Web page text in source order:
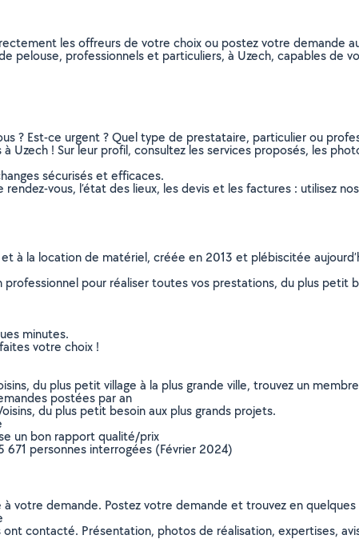
les offreurs de votre choix ou postez votre demande
pelouse, professionnels et particuliers, à Uzech, capables de
? Est-ce urgent ? Quel type de prestataire, particulier ou
! Sur leur profil, consultez les services proposés, les
sécurisés et efficaces.
vous, l’état des lieux, les devis et les factures : utilisez
à la location de matériel, créée en 2013 et plébiscitée
pour réaliser toutes vos prestations, du plus petit
minutes.
votre choix !
du plus petit village à la plus grande ville, trouvez un
postées par an
du plus petit besoin aux plus grands projets.
un bon rapport qualité/prix
671 personnes interrogées (Février 2024)
votre demande. Postez votre demande et trouvez en
contacté. Présentation, photos de réalisation, expertises,